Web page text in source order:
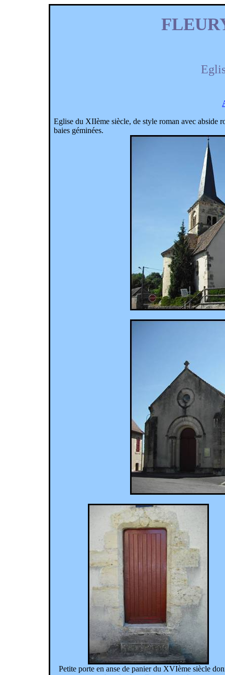
Eglise du XIIème siècle, de style roman avec abside
baies géminées.
Petite porte en anse de panier du XVIème siècle